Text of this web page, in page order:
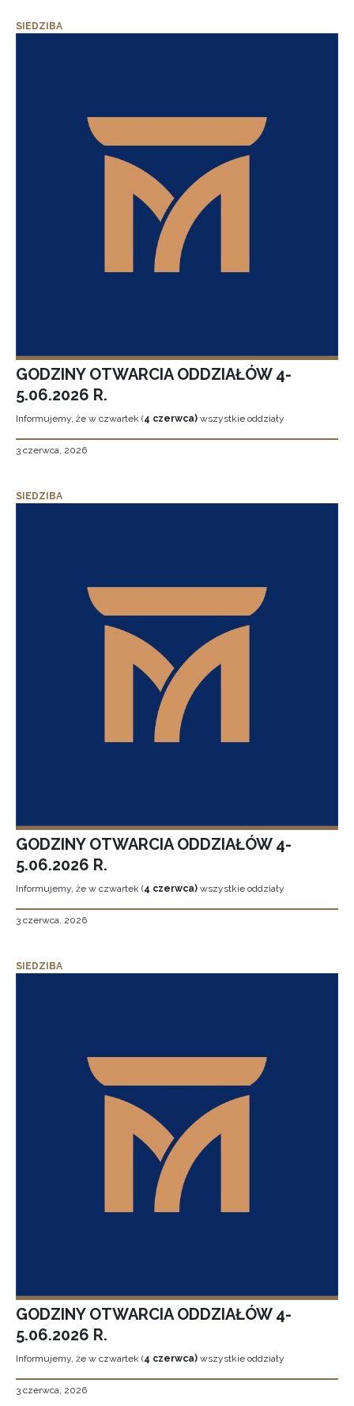
SIEDZIBA
GODZINY OTWARCIA ODDZIAŁÓW 4-
5.06.2026 R.
Informujemy, że w czwartek (4 czerwca) wszystkie oddziały
3 czerwca, 2026
SIEDZIBA
GODZINY OTWARCIA ODDZIAŁÓW 4-
5.06.2026 R.
Informujemy, że w czwartek (4 czerwca) wszystkie oddziały
3 czerwca, 2026
SIEDZIBA
GODZINY OTWARCIA ODDZIAŁÓW 4-
5.06.2026 R.
Informujemy, że w czwartek (4 czerwca) wszystkie oddziały
3 czerwca, 2026